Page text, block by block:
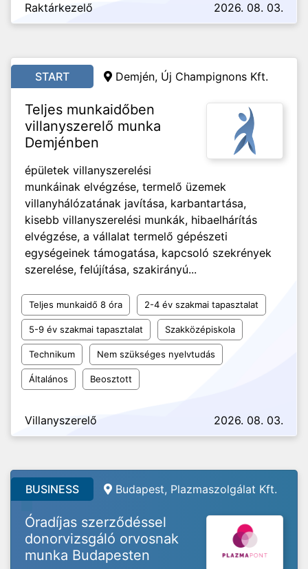
Raktárkezelő 2026. 08. 03.
START Demjén, Új Champignons Kft.
Teljes munkaidőben
villanyszerelő munka
Demjénben
épületek villanyszerelési
munkáinak elvégzése, termelő üzemek
villanyhálózatának javítása, karbantartása,
kisebb villanyszerelési munkák, hibaelhárítás
elvégzése, a vállalat termelő gépészeti
egységeinek támogatása, kapcsoló szekrények
szerelése, felújítása, szakirányú...
Teljes munkaidő 8 óra 2-4 év szakmai tapasztalat
5-9 év szakmai tapasztalat Szakközépiskola
Technikum Nem szükséges nyelvtudás
Általános Beosztott
Villanyszerelő 2026. 08. 03.
BUSINESS Budapest, Plazmaszolgálat Kft.
Óradíjas szerződéssel
donorvizsgáló orvosnak
munka Budapesten